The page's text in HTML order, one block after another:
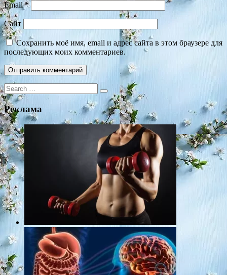
Email*
Сайт
Сохранить моё имя, email и адрес сайта в этом браузере для
последующих моих комментариев.
Search
for:
Реклама